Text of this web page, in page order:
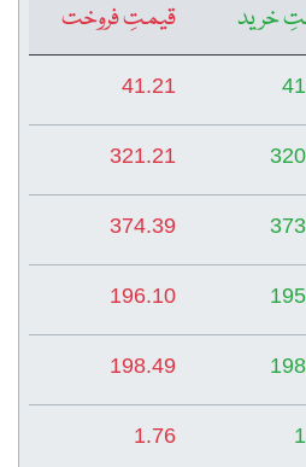
خرید
قیمتِ فروخت
41.21
321.21
374.39
196.10
198.49
1.76